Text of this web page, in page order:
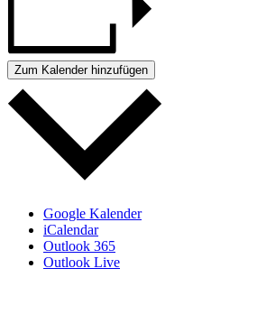
Zum Kalender hinzufügen
Google Kalender
iCalendar
Outlook 365
Outlook Live